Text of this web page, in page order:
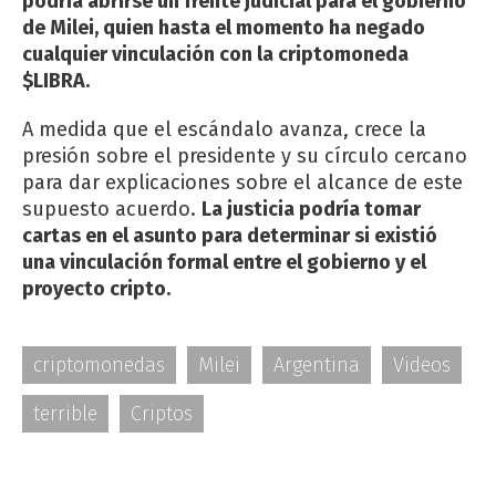
de Milei, quien hasta el momento ha negado
cualquier vinculación con la criptomoneda
$LIBRA.
A medida que el escándalo avanza, crece la
presión sobre el presidente y su círculo cercano
para dar explicaciones sobre el alcance de este
supuesto acuerdo. La justicia podría tomar
cartas en el asunto para determinar si existió
una vinculación formal entre el gobierno y el
proyecto cripto.
criptomonedas Milei Argentina
Videos
terrible
Criptos